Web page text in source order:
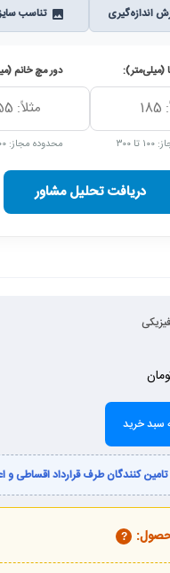
اندازه‌گیری تناسب
(میلی‌متر):
۳۰۰
دور مچ خانم
محدوده مجاز: ۱۰۰ تا ۳۰۰
دریافت تحلیل مشاور
سبد خرید
کنندگان طرف قرارداد اقساطی و
?